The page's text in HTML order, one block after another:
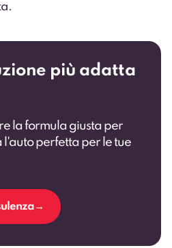
più adatta
la formula giusta per
l'auto perfetta per le tue